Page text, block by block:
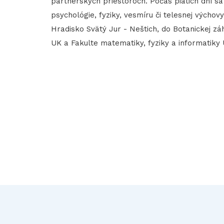
psychológie, fyziky, vesmíru či telesnej
Hradisko Svätý Jur - Neštich, do Botanickej
UK a Fakulte matematiky, fyziky a informatiky